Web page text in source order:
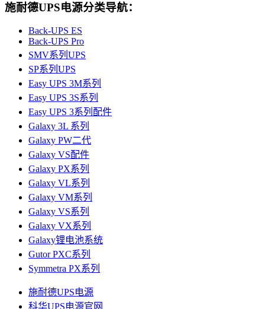
施耐德UPS电源分类导航：
Back-UPS ES
Back-UPS Pro
SMV系列UPS
SP系列UPS
Easy UPS 3M系列
Easy UPS 3S系列
Easy UPS 3系列配件
Galaxy 3L 系列
Galaxy PW二代
Galaxy VS配件
Galaxy PX系列
Galaxy VL系列
Galaxy VM系列
Galaxy VS系列
Galaxy VX系列
Galaxy锂电池系统
Gutor PXC系列
Symmetra PX系列
施耐德UPS电源
科华UPS电源官网